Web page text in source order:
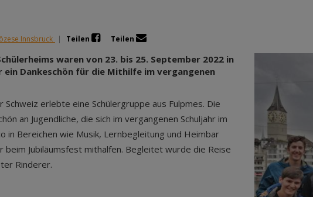
Innsbruck | Teilen Teilen
waren von 23. bis 25. September 2022 in
ein Dankeschön für die Mithilfe im vergangenen
Schweiz erlebte eine Schülergruppe aus Fulpmes. Die
an Jugendliche, die sich im vergangenen Schuljahr im
in Bereichen wie Musik, Lernbegleitung und Heimbar
beim Jubiläumsfest mithalfen. Begleitet wurde die Reise
Rinderer.